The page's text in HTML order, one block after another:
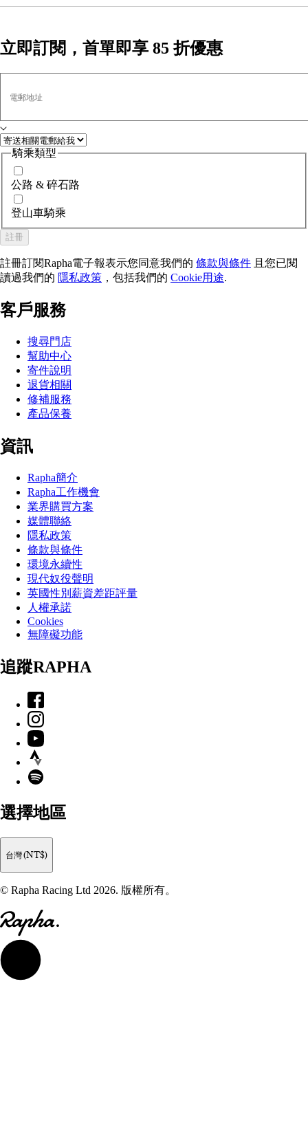
立即訂閱，首單即享 85 折優惠
電郵地址
騎乘類型
公路 & 碎石路
登山車騎乘
註冊
註冊訂閱Rapha電子報表示您同意我們的 條款與條件 且您已閱
讀過我們的 隱私政策 ，包括我們的 Cookie用途.
客戶服務
搜尋門店
幫助中心
寄件說明
退貨相關
修補服務
產品保養
資訊
Rapha簡介
Rapha工作機會
業界購買方案
媒體聯絡
隱私政策
條款與條件
環境永續性
現代奴役聲明
英國性別薪資差距評量
人權承諾
Cookies
無障礙功能
追蹤RAPHA
Facebook
Instagram
YouTube
Strava
Spotify
選擇地區
台灣 (NT$)
© Rapha Racing Ltd 2026. 版權所有。